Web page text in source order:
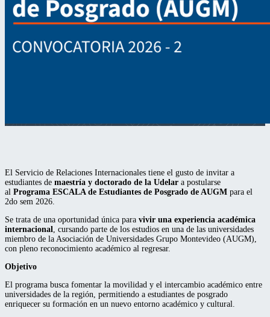
El Servicio de Relaciones Internacionales tiene el gusto de invitar a
estudiantes de maestría y doctorado de la Udelar a postularse
al Programa ESCALA de Estudiantes de Posgrado de AUGM para el
2do sem 2026.
Se trata de una oportunidad única para vivir una experiencia académica
internacional, cursando parte de los estudios en una de las universidades
miembro de la Asociación de Universidades Grupo Montevideo (AUGM),
con pleno reconocimiento académico al regresar.
Objetivo
El programa busca fomentar la movilidad y el intercambio académico entre
universidades de la región, permitiendo a estudiantes de posgrado
enriquecer su formación en un nuevo entorno académico y cultural.